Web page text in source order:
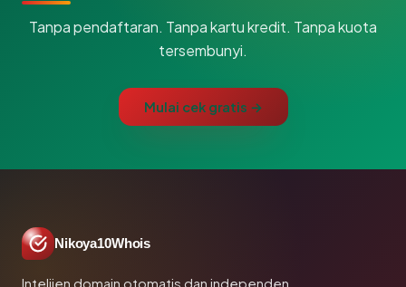
Tanpa pendaftaran. Tanpa kartu kredit. Tanpa kuota
tersembunyi.
Mulai cek gratis →
Nikoya10Whois
Intelijen domain otomatis dan independen